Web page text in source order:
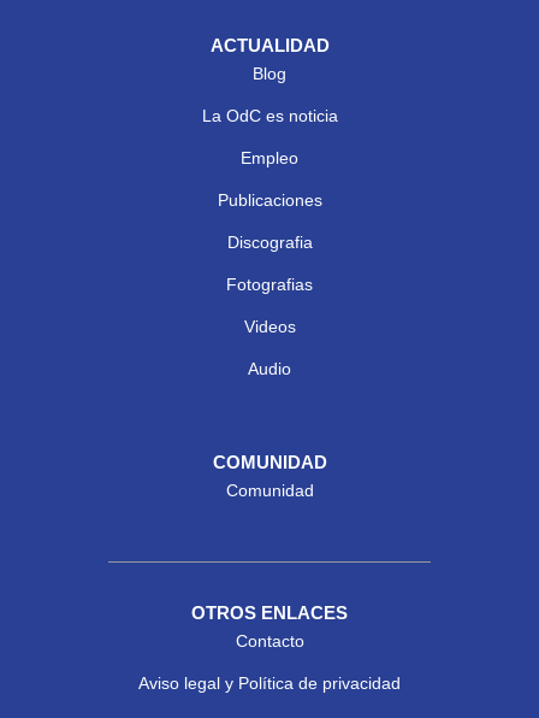
ACTUALIDAD
Blog
La OdC es noticia
Empleo
Publicaciones
Discografia
Fotografias
Videos
Audio
COMUNIDAD
Comunidad
OTROS ENLACES
Contacto
Aviso legal y Política de privacidad